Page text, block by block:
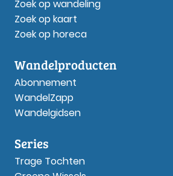
Zoek op wandeling
Zoek op kaart
Zoek op horeca
Wandelproducten
Abonnement
WandelZapp
Wandelgidsen
Series
Trage Tochten